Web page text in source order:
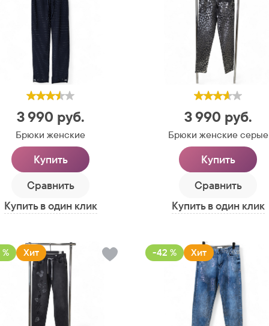
3 990 руб.
Брюки женские
Купить
Сравнить
Купить в один клик
3 990 руб.
Брюки женские серые
Купить
Сравнить
Купить в один клик
Хит -42 % Хит